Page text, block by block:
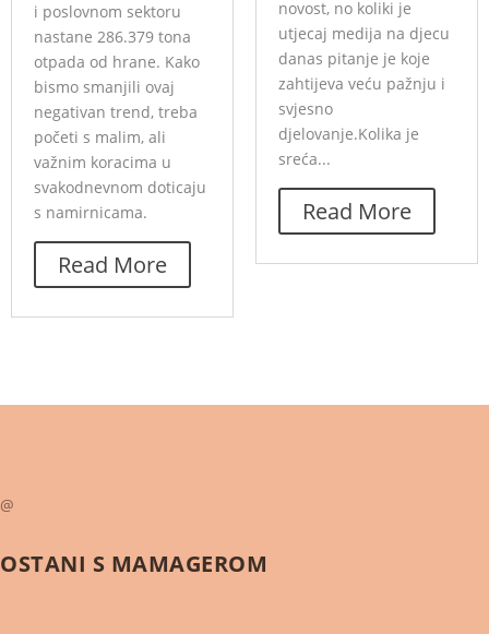
i poslovnom sektoru
nastane 286.379 tona
otpada od hrane. Kako
bismo smanjili ovaj
negativan trend, treba
početi s malim, ali
važnim koracima u
svakodnevnom doticaju
s namirnicama.
Read More
novost, no koliki je
utjecaj medija na djecu
danas pitanje je koje
zahtijeva veću pažnju i
svjesno
djelovanje.Kolika je
sreća...
Read More
@
OSTANI S MAMAGEROM